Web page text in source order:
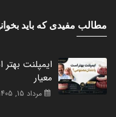
مطالب مفیدی که باید
معیار
مرداد 15, 1405